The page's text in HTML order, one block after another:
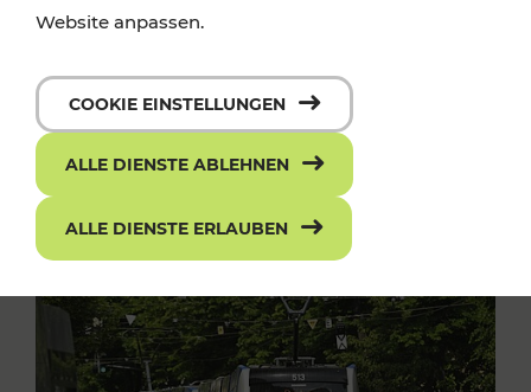
Website anpassen.
COOKIE EINSTELLUNGEN
ALLE DIENSTE ABLEHNEN
ALLE DIENSTE ERLAUBEN